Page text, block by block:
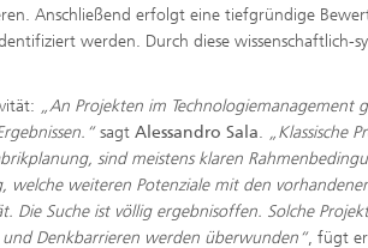
Anschließend erfolgt eine tiefgründige
werden. Durch diese wissenschaftlich-
„An Projekten im Technologiemanagement
sagt Alessandro Sala. „Klassische
sind meistens klaren
weiteren Potenziale mit den
Die Suche ist völlig ergebnisoffen. Solche
Denkbarrieren werden überwunden“, fügt